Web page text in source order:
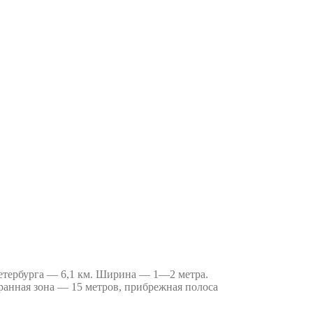
— 6,1 км. Ширина — 1—2 метра.
зона — 15 метров, прибрежная полоса